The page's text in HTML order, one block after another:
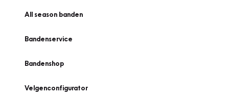
All season banden
Bandenservice
Bandenshop
Velgenconfigurator